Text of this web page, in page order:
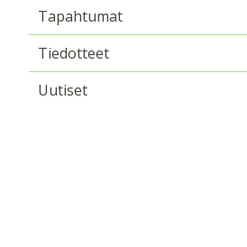
Tapahtumat
Tiedotteet
Uutiset